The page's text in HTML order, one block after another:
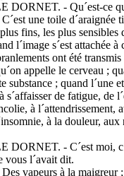
- Qu´est-ce
une toile d´araignée
fins, les plus sensibles
l´image s´est attachée
ont été transmis
appelle le cerveau ;
substance ; quand l´une
s´affaisser de fatigue, de
à l´attendrissement,
à la douleur, aux
- C´est moi,
vous l´avait dit.
vapeurs à la maigreur